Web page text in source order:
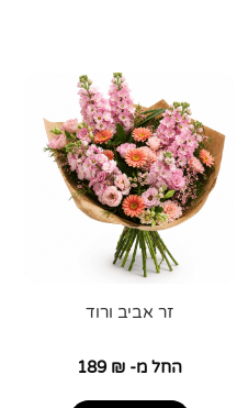
זר אביב ורוד
החל מ- 189 ₪